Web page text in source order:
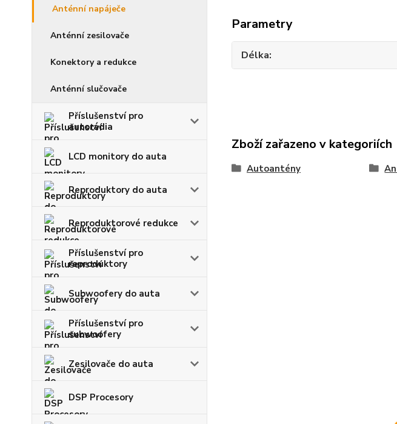
Anténní napáječe
Anténní zesilovače
Konektory a redukce
Anténní slučovače
Příslušenství pro
autorádia
LCD monitory do auta
Reproduktory do auta
Reproduktorové redukce
Příslušenství pro
reproduktory
Subwoofery do auta
Příslušenství pro
subwoofery
Zesilovače do auta
DSP Procesory
Parametry
Délka
Zboží zařazeno v kategoriích
Autoantény